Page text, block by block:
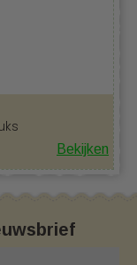
Bekijken